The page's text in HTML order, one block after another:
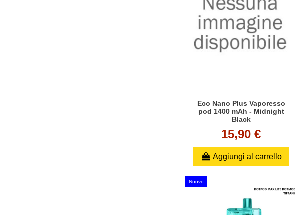
Eco Nano Plus Vaporesso
pod 1400 mAh - Midnight
Black
15,90 €
Aggiungi al carrello
Nuovo